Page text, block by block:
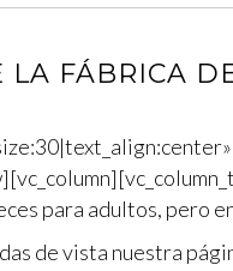
LA FÁBRICA
para adultos, pero
de vista nuestra